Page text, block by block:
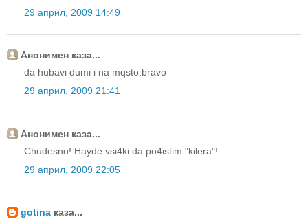
29 април, 2009 14:49
Анонимен каза...
da hubavi dumi i na mqsto.bravo
29 април, 2009 21:41
Анонимен каза...
Chudesno! Hayde vsi4ki da po4istim "kilera"!
29 април, 2009 22:05
gotina каза...